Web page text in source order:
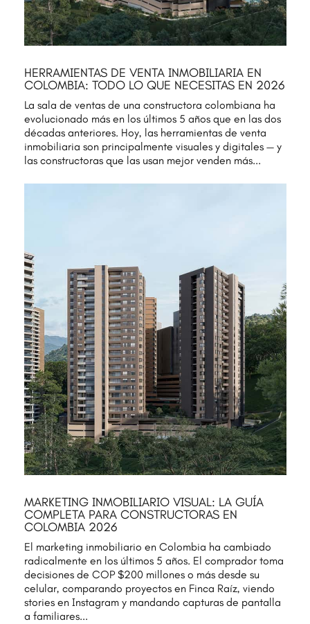
HERRAMIENTAS DE VENTA INMOBILIARIA EN
COLOMBIA: TODO LO QUE NECESITAS EN 2026
La sala de ventas de una constructora colombiana ha
evolucionado más en los últimos 5 años que en las dos
décadas anteriores. Hoy, las herramientas de venta
inmobiliaria son principalmente visuales y digitales — y
las constructoras que las usan mejor venden más...
MARKETING INMOBILIARIO VISUAL: LA GUÍA
COMPLETA PARA CONSTRUCTORAS EN
COLOMBIA 2026
El marketing inmobiliario en Colombia ha cambiado
radicalmente en los últimos 5 años. El comprador toma
decisiones de COP $200 millones o más desde su
celular, comparando proyectos en Finca Raíz, viendo
stories en Instagram y mandando capturas de pantalla
a familiares...